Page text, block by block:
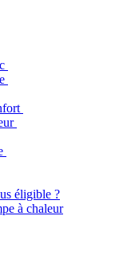
éligible ?
à chaleur